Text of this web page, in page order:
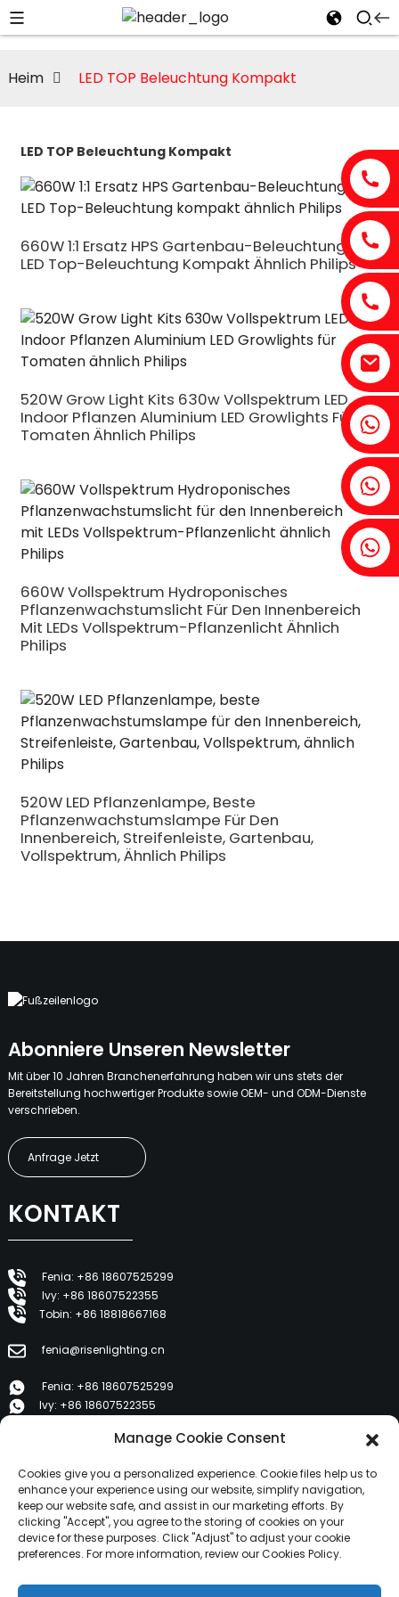
Fenia: +86 18607525299
Ivy: +86 18607522355
Tobin: +86 18818667168
Heim LED TOP Beleuchtung Kompakt
LED TOP Beleuchtung Kompakt
660W 1:1 Ersatz HPS Gartenbau-Beleuchtung
LED Top-Beleuchtung Kompakt Ähnlich Philips
520W Grow Light Kits 630w Vollspektrum LED
Indoor Pflanzen Aluminium LED Growlights Für
Tomaten Ähnlich Philips
660W Vollspektrum Hydroponisches
Pflanzenwachstumslicht Für Den Innenbereich
Mit LEDs Vollspektrum-Pflanzenlicht Ähnlich
Philips
520W LED Pflanzenlampe, Beste
Pflanzenwachstumslampe Für Den
Innenbereich, Streifenleiste, Gartenbau,
Vollspektrum, Ähnlich Philips
Abonniere Unseren Newsletter
Mit über 10 Jahren Branchenerfahrung haben wir uns stets der
Bereitstellung hochwertiger Produkte sowie OEM- und ODM-Dienste
verschrieben.
Anfrage Jetzt
KONTAKT
Fenia: +86 18607525299
Ivy: +86 18607522355
Tobin: +86 18818667168
fenia@risenlighting.cn
Fenia: +86 18607525299
Ivy: +86 18607522355
PRODUKTE
Produkte
Manage Cookie Consent
Cookies give you a personalized experience. Cookie files help us to
enhance your experience using our website, simplify navigation,
keep our website safe, and assist in our marketing efforts. By
clicking "Accept", you agree to the storing of cookies on your
device for these purposes. Click "Adjust" to adjust your cookie
preferences. For more information, review our Cookies Policy.